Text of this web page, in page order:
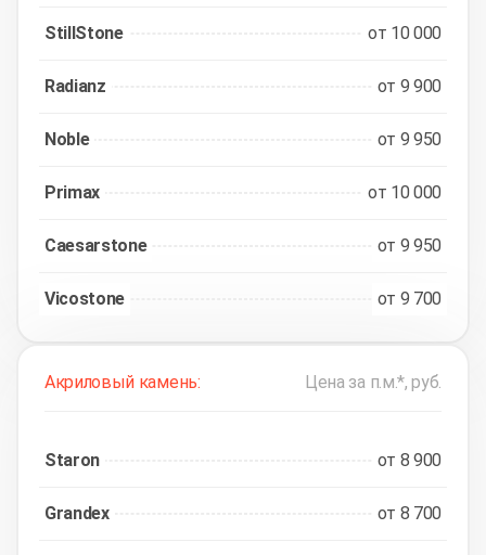
StillStone от 10 000
Radianz от 9 900
Noble от 9 950
Primax от 10 000
Caesarstone от 9 950
Vicostone от 9 700
Акриловый камень: Цена за п.м.*, руб.
Staron от 8 900
Grandex от 8 700